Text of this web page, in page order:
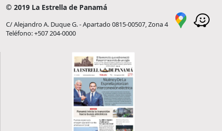
© 2019 La Estrella de Panamá
C/ Alejandro A. Duque G. - Apartado 0815-00507, Zona 4
Teléfono: +507 204-0000